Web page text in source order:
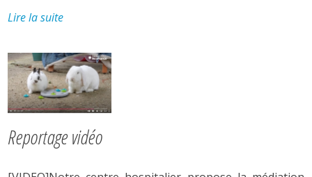
Lire la suite
Reportage vidéo